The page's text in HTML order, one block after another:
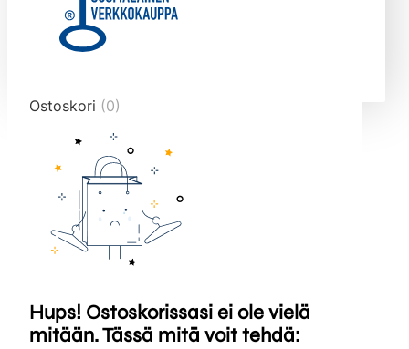
data-original-query-vars="[]" data-page="1"
data-max-pages="4509" data-start="1" data-
end="10">
Ostoskori (0)
Hups! Ostoskorissasi ei ole vielä
mitään. Tässä mitä voit tehdä: